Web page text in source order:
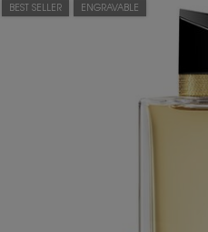
ค่า
BEST SELLER ENGRAVABLE